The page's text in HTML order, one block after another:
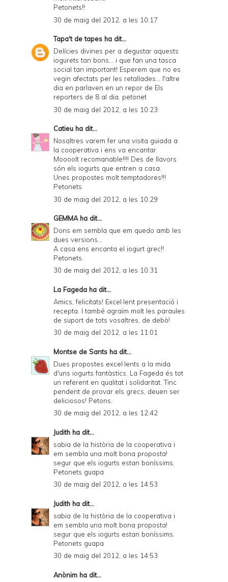
Petonets!!
30 de maig del 2012, a les 10:17
Tapa't de tapes ha dit...
Delícies divines per a degustar aquests
iogurets tan bons... i que fan una tasca
social tan important! Esperem que no es
vegin afectats per les retallades... l'altre
dia en parlaven en un repor de Els
reporters de 8 al dia. petonet
30 de maig del 2012, a les 10:23
Catieu ha dit...
Nosaltres varem fer una visita guiada a
la cooperativa i ens va encantar.
Moooolt recomanable!!!! Des de llavors
són els iogurts que entren a casa.
Unes propostes molt temptadores!!!
Petonets
30 de maig del 2012, a les 10:29
GEMMAha dit...
Dons em sembla que em quedo amb les
dues versions...
A casa ens encanta el iogurt grec!!
Petonets.
30 de maig del 2012, a les 10:31
La Fageda ha dit...
Amics, felicitats! Excel·lent presentació i
recepta. I també agraïm molt les paraules
de suport de tots vosaltres, de debò!
30 de maig del 2012, a les 11:01
Montse de Sants ha dit...
Dues propostes excel·lents a la mida
d'uns iogurts fantàstics. La Fageda és tot
un referent en qualitat i solidaritat. Tinc
pendent de provar els grecs, deuen ser
deliciosos! Petons.
30 de maig del 2012, a les 12:42
Judith ha dit...
sabia de la història de la cooperativa i
em sembla una molt bona proposta!
segur que els iogurts estan boníssims.
Petonets guapa
30 de maig del 2012, a les 14:53
Judith ha dit...
sabia de la història de la cooperativa i
em sembla una molt bona proposta!
segur que els iogurts estan boníssims.
Petonets guapa
30 de maig del 2012, a les 14:53
Anònim ha dit...